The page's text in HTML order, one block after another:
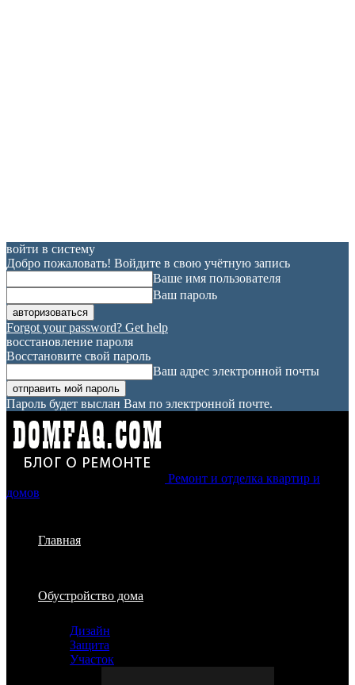
войти в систему
Добро пожаловать! Войдите в свою учётную запись
Ваше имя пользователя
Ваш пароль
Forgot your password? Get help
восстановление пароля
Восстановите свой пароль
Ваш адрес электронной почты
Пароль будет выслан Вам по электронной почте.
Ремонт и отделка квартир и
домов
Главная
Обустройство дома
Дизайн
Защита
Участок